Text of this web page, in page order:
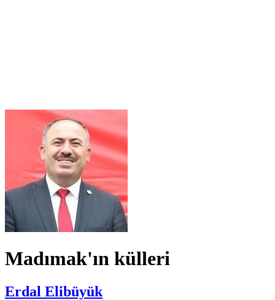
Madımak'ın külleri
Erdal Elibüyük